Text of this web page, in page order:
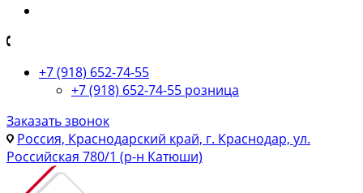
+7 (918) 652-74-55
+7 (918) 652-74-55 розница
Заказать звонок
Россия, Краснодарский край, г. Краснодар, ул.
Российская 780/1 (р-н Катюши)